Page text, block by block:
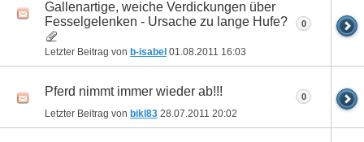
Gallenartige, weiche Verdickungen über
Fesselgelenken - Ursache zu lange Hufe?
Letzter Beitrag von b-isabel 01.08.2011 16:03
0
Pferd nimmt immer wieder ab!!!
Letzter Beitrag von bikl83 28.07.2011 20:02
0